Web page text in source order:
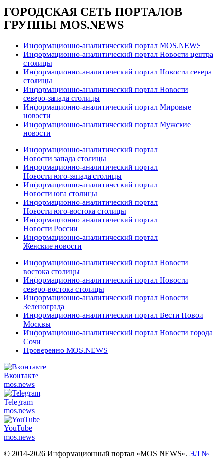
ГОРОДСКАЯ СЕТЬ ПОРТАЛОВ
ГРУППЫ MOS.NEWS
Информационно-аналитический портал MOS.NEWS
Информационно-аналитический портал Новости центра
столицы
Информационно-аналитический портал Новости севера
столицы
Информационно-аналитический портал Новости
северо-запада столицы
Информационно-аналитический портал Мировые
новости
Информационно-аналитический портал Мужские
новости
Информационно-аналитический портал
Новости запада столицы
Информационно-аналитический портал
Новости юго-запада столицы
Информационно-аналитический портал
Новости юга столицы
Информационно-аналитический портал
Новости юго-востока столицы
Информационно-аналитический портал
Новости России
Информационно-аналитический портал
Женские новости
Информационно-аналитический портал Новости
востока столицы
Информационно-аналитический портал Новости
северо-востока столицы
Информационно-аналитический портал Новости
Зеленограда
Информационно-аналитический портал Вести Новой
Москвы
Информационно-аналитический портал Новости города
Сочи
Проверенно MOS.NEWS
Вконтакте
mos.news
Telegram
mos.news
YouTube
mos.news
© 2014-2026 Информационный портал «MOS NEWS». ЭЛ №